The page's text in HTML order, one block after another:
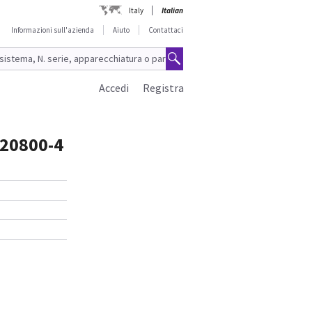
Italy
Italian
Informazioni sull'azienda
Aiuto Contattaci
Registra
Accedi
4